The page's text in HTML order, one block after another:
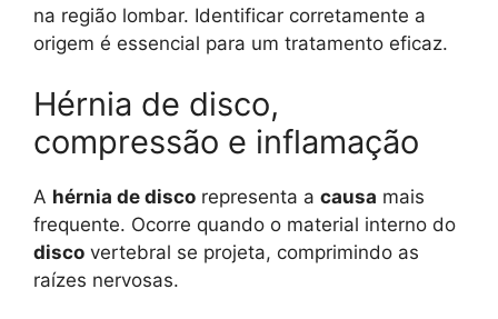
na região lombar. Identificar corretamente a
origem é essencial para um tratamento eficaz.
Hérnia de disco,
compressão e inflamação
A hérnia de disco representa a causa mais
frequente. Ocorre quando o material interno do
disco vertebral se projeta, comprimindo as
raízes nervosas.